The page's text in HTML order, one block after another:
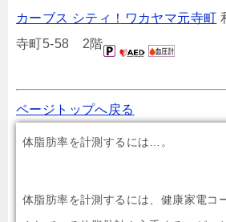
カーブス シティ！ワカヤマ元寺町
寺町5-58 2階
ページトップへ戻る
体脂肪率を計測するには…。
体脂肪率を計測するには、健康家電コ